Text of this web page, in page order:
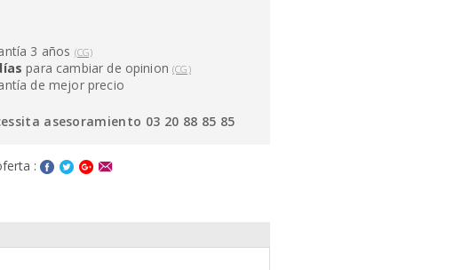
3 años (CG)
para cambiar de opinion(CG)
de mejor precio
asesoramiento 03 20 88 85 85
: